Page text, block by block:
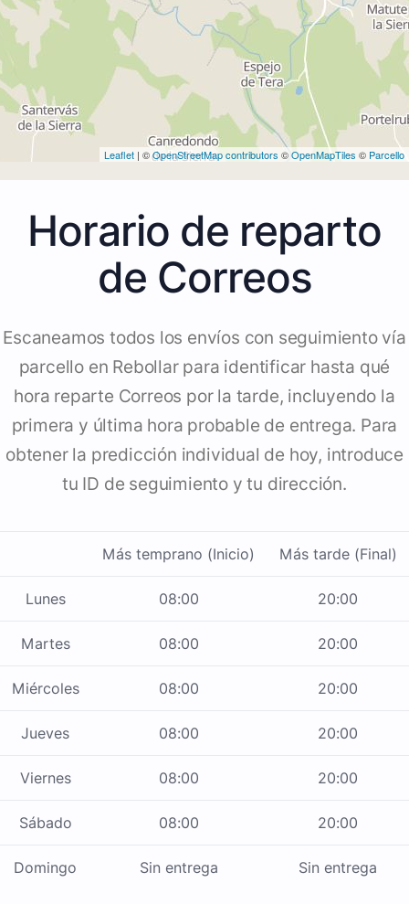
Leaflet | ©OpenStreetMap contributors ©OpenMapTiles © Parcello
Horario de reparto
de Correos
Escaneamos todos los envíos con seguimiento vía
parcello en Rebollar para identificar hasta qué
hora reparte Correos por la tarde, incluyendo la
primera y última hora probable de entrega. Para
obtener la predicción individual de hoy, introduce
tu ID de seguimiento y tu dirección.
Más temprano (Inicio) Más tarde (Final)
Lunes 08:00 20:00
Martes 08:00 20:00
Miércoles 08:00 20:00
Jueves 08:00 20:00
Viernes 08:00 20:00
Sábado 08:00 20:00
Domingo Sin entrega Sin entrega